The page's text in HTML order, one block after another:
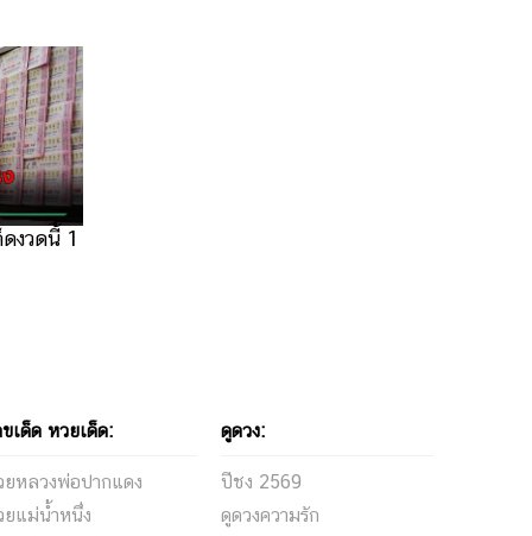
งวดนี้ 1
ขเด็ด หวยเด็ด:
ยหลวงพ่อปากแดง
ยแม่น้ำหนึ่ง
ดูดวง:
ปีชง 2569
ดูดวงความรัก